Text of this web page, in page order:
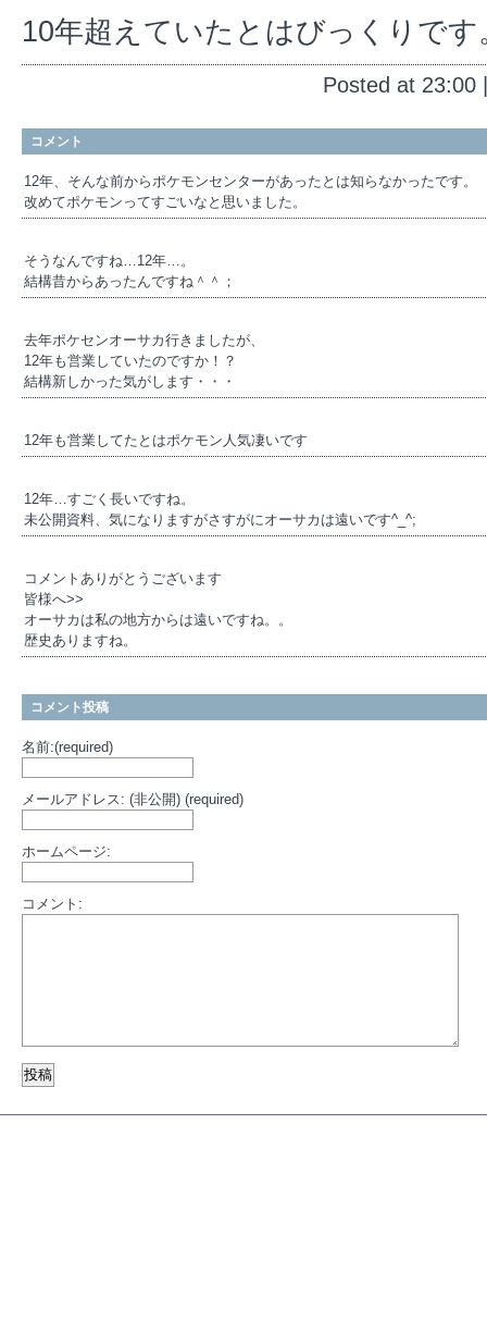
10年超えていたとはびっくりです
Posted at
コメント
12年、そんな前からポケモンセンターがあったとは知らなかったです。
改めてポケモンってすごいなと思いました。
そうなんですね…12年…。
結構昔からあったんですね＾＾；
去年ポケセンオーサカ行きましたが、
12年も営業していたのですか！？
結構新しかった気がします・・・
12年も営業してたとはポケモン人気凄いです
12年…すごく長いですね。
未公開資料、気になりますがさすがにオーサカは遠いです^_^;
コメントありがとうございます
皆様へ>>
オーサカは私の地方からは遠いですね。。
歴史ありますね。
コメント投稿
名前:(required)
メールアドレス: (非公開) (required)
ホームページ:
コメント: